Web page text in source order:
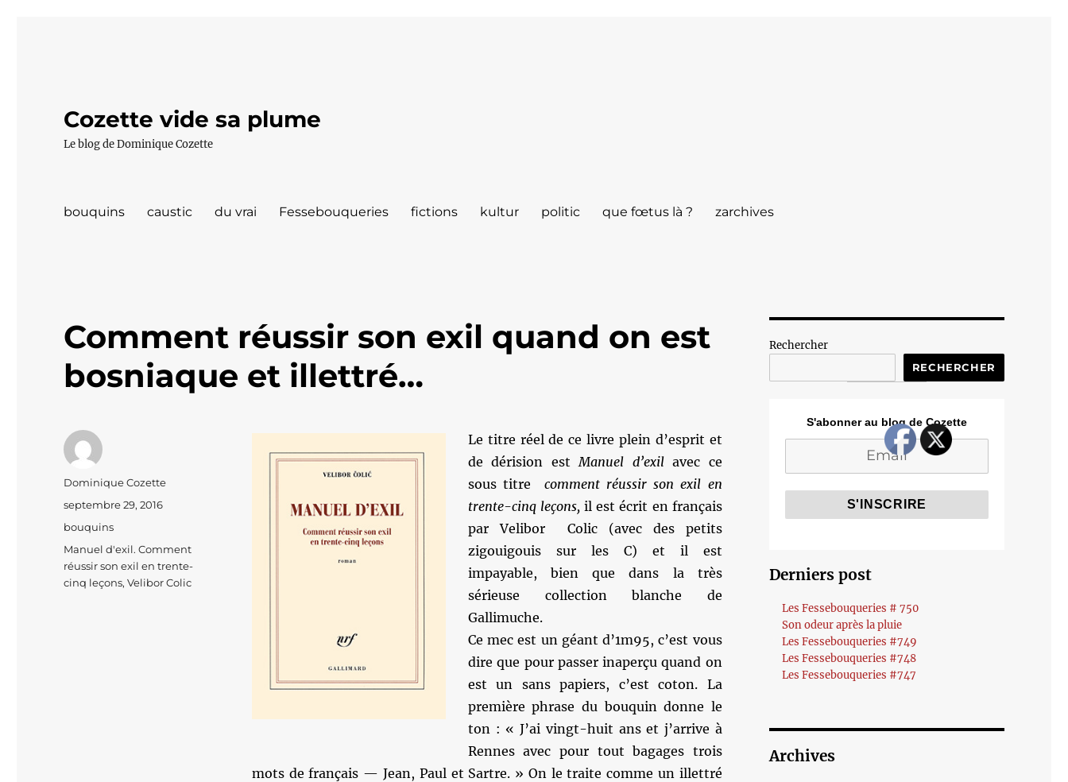
Cozette vide sa plume
Le blog de Dominique Cozette
bouquins caustic du vrai Fessebouqueries fictions kultur politic que fœtus là ? zarchives
Comment réussir son exil quand on est
bosniaque et illettré…
Le titre réel de ce livre plein d’esprit et
de dérision estManuel d’exilavec ce
sous titre comment réussir son exil en
trente-cinq leçons,il est écrit en français
par Velibor Colic (avec des petits
zigouigouis sur les C) et il est
impayable, bien que dans la très
sérieuse collection blanche de
Gallimuche.
Ce mec est un géant d’1m95, c’est vous
dire que pour passer inaperçu quand on
est un sans papiers, c’est coton. La
première phrase du bouquin donne le
ton : « J’ai vingt-huit ans et j’arrive à
Rennes avec pour tout bagages trois
mots de français — Jean, Paul et Sartre. » On le traite comme un illettré
Auteur
Dominique Cozette
Publié
le
septembre 29, 2016
Catégories
bouquins
Étiquettes
Manuel d'exil. Comment
réussir son exil en trente-
cinq leçons,Velibor Colic
Rechercher
RECHERCHER
S'abonner au blog de Cozette
Derniers post
Les Fessebouqueries # 750
Son odeur après la pluie
Les Fessebouqueries #749
Les Fessebouqueries #748
Les Fessebouqueries #747
Archives